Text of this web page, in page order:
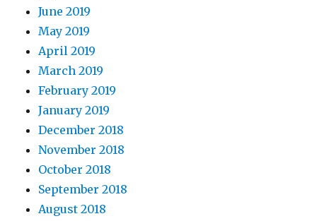
June 2019
May 2019
April 2019
March 2019
February 2019
January 2019
December 2018
November 2018
October 2018
September 2018
August 2018